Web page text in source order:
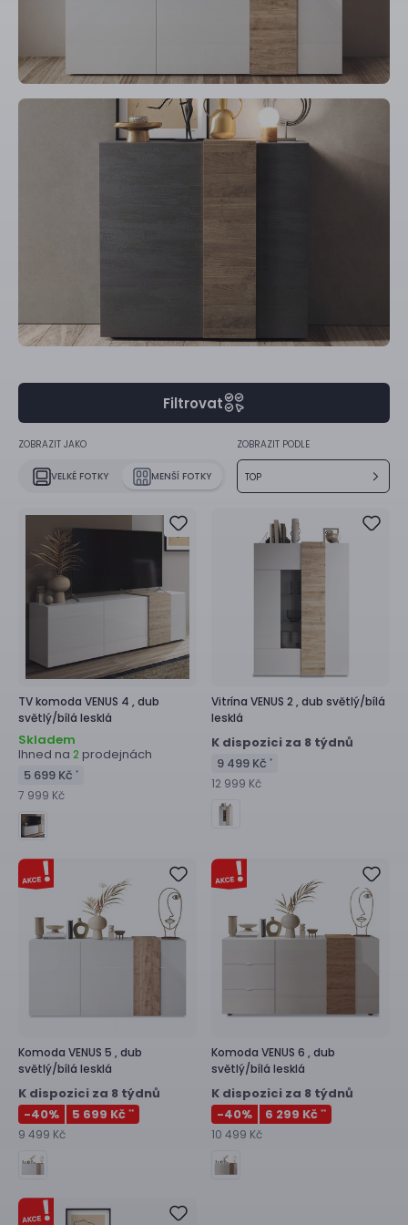
Filtrovat
ZOBRAZIT JAKO
VELKÉ FOTKY MENŠÍ FOTKY
ZOBRAZIT PODLE
TOP
TV komoda VENUS 4 , dub
světlý/bílá lesklá
Skladem
Ihned na 2 prodejnách
5 699 Kč *
7 999 Kč
Vitrína VENUS 2 , dub světlý/bílá
lesklá
K dispozici za 8 týdnů
9 499 Kč *
12 999 Kč
Komoda VENUS 5 , dub
světlý/bílá lesklá
K dispozici za 8 týdnů
-40% 5 699 Kč **
9 499 Kč
Komoda VENUS 6 , dub
světlý/bílá lesklá
K dispozici za 8 týdnů
-40% 6 299 Kč **
10 499 Kč